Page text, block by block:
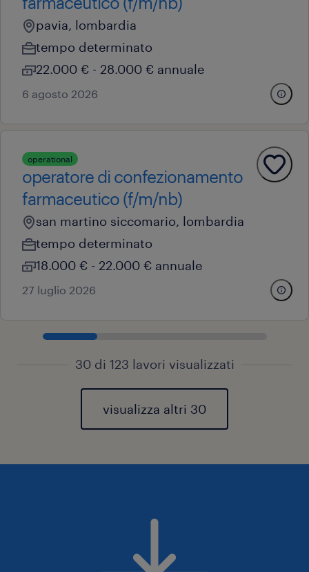
pavia, lombardia
tempo determinato
22.000 € - 28.000 € annuale
6 agosto 2026
operational
operatore di confezionamento
farmaceutico (f/m/nb)
san martino siccomario, lombardia
tempo determinato
18.000 € - 22.000 € annuale
27 luglio 2026
30 di 123 lavori visualizzati
visualizza altri 30